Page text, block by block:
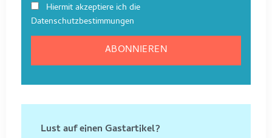
Hiermit akzeptiere ich die
Datenschutzbestimmungen
Lust auf einen Gastartikel?